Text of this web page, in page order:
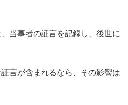
当事者の証言を記録し、後世に
言が含まれるなら、その影響は